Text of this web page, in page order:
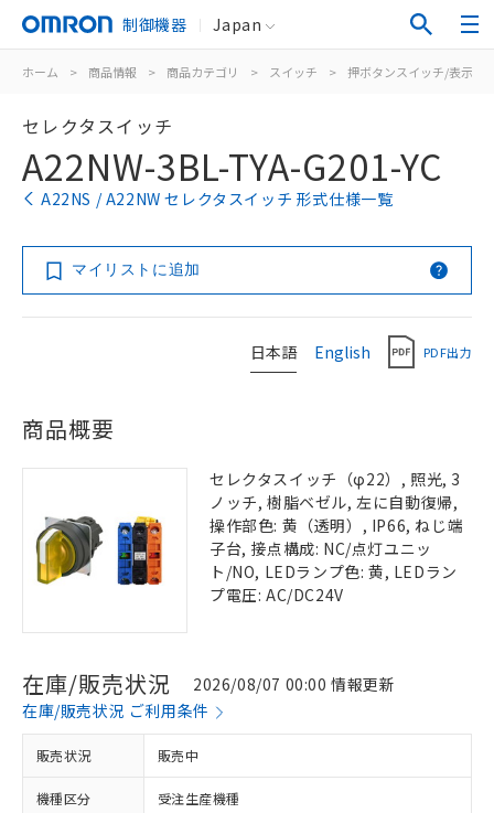
制御機器 Japan
ホーム > 商品情報 > 商品カテゴリ > スイッチ > 押ボタンスイッチ/表示灯
セレクタスイッチ
A22NW-3BL-TYA-G201-YC
A22NS / A22NW セレクタスイッチ 形式仕様一覧
マイリストに追加
日本語 English PDF出力
商品概要
セレクタスイッチ（φ22）, 照光, 3
ノッチ, 樹脂ベゼル, 左に自動復帰,
操作部色: 黄（透明）, IP66, ねじ端
子台, 接点構成: NC/点灯ユニッ
ト/NO, LEDランプ色: 黄, LEDラン
プ電圧: AC/DC24V
在庫/販売状況
2026/08/07 00:00 情報更新
在庫/販売状況 ご利用条件
販売状況 販売中
機種区分 受注生産機種